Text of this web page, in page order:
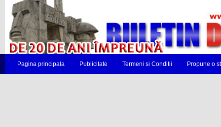
Pagina principala Publicitate Termeni si Conditii Propune o